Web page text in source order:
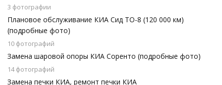
3 фотографии
Плановое обслуживание КИА Сид ТО-8 (120 000 км)
(подробные фото)
10 фотографий
Замена шаровой опоры КИА Соренто (подробные фото)
14 фотографий
Замена печки КИА, ремонт печки КИА